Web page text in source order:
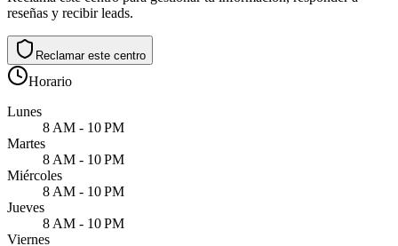
reseñas y recibir leads.
Reclamar este centro
Horario
Lunes
8 AM - 10 PM
Martes
8 AM - 10 PM
Miércoles
8 AM - 10 PM
Jueves
8 AM - 10 PM
Viernes